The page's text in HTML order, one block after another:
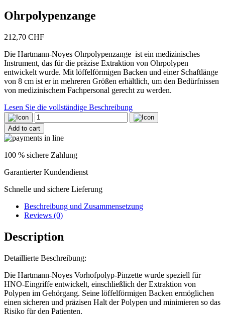
Ohrpolypenzange
212,70 CHF
Die Hartmann-Noyes Ohrpolypenzange ist ein medizinisches
Instrument, das für die präzise Extraktion von Ohrpolypen
entwickelt wurde. Mit löffelförmigen Backen und einer Schaftlänge
von 8 cm ist er in mehreren Größen erhältlich, um den Bedürfnissen
von medizinischem Fachpersonal gerecht zu werden.
Lesen Sie die vollständige Beschreibung
Ohrpolypenzange
quantity
Add to cart
100 % sichere Zahlung
Garantierter Kundendienst
Schnelle und sichere Lieferung
Beschreibung und Zusammensetzung
Reviews (0)
Description
Detaillierte Beschreibung:
Die Hartmann-Noyes Vorhofpolyp-Pinzette wurde speziell für
HNO-Eingriffe entwickelt, einschließlich der Extraktion von
Polypen im Gehörgang. Seine löffelförmigen Backen ermöglichen
einen sicheren und präzisen Halt der Polypen und minimieren so das
Risiko für den Patienten.